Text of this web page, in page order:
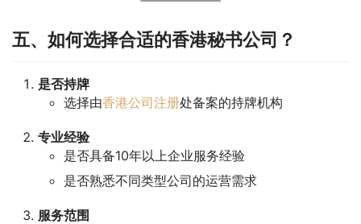
五、如何选择合适的香港秘书公司？
是否持牌
选择由香港公司注册处备案的持牌机构
专业经验
是否具备10年以上企业服务经验
是否熟悉不同类型公司的运营需求
服务范围